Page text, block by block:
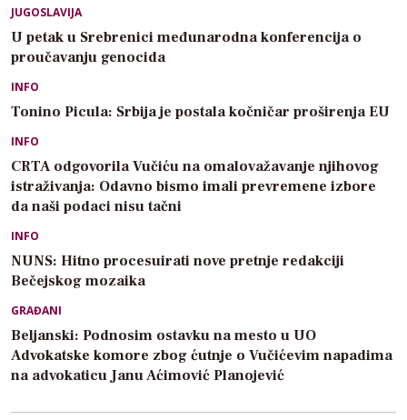
JUGOSLAVIJA
U petak u Srebrenici međunarodna konferencija o
proučavanju genocida
INFO
Tonino Picula: Srbija je postala kočničar proširenja EU
INFO
CRTA odgovorila Vučiću na omalovažavanje njihovog
istraživanja: Odavno bismo imali prevremene izbore
da naši podaci nisu tačni
INFO
NUNS: Hitno procesuirati nove pretnje redakciji
Bečejskog mozaika
GRAĐANI
Beljanski: Podnosim ostavku na mesto u UO
Advokatske komore zbog ćutnje o Vučićevim napadima
na advokaticu Janu Aćimović Planojević